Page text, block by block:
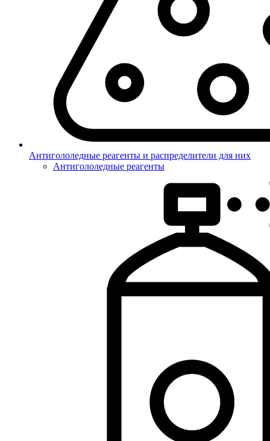
Антигололедные реагенты и распределители для них
Антигололедные реагенты